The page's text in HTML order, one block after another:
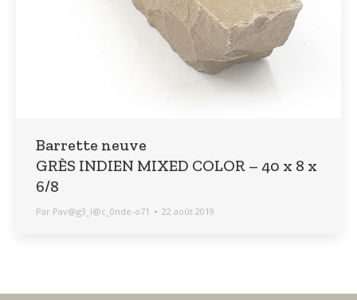
Barrette neuve
GRÈS INDIEN MIXED COLOR – 40 x 8 x
6/8
Par Pav@g3_l@c_0nde-o71 22 août 2019